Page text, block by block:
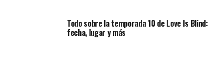
Todo sobre la temporada 10 de Love Is Blind:
fecha, lugar y más